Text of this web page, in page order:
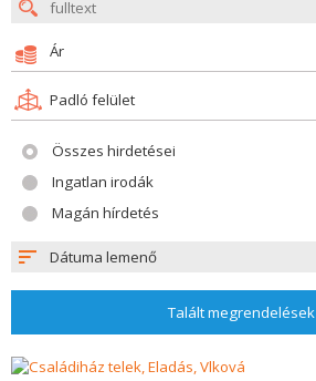
Ár
Padló felület
Összes hirdetései
Ingatlan irodák
Magán hírdetés
Dátuma lemenő
Talált megrendelések